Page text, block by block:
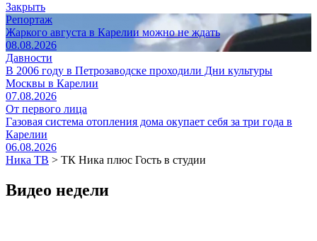
Закрыть
Репортаж
Жаркого августа в Карелии можно не ждать
08.08.2026
Давности
В 2006 году в Петрозаводске проходили Дни культуры
Москвы в Карелии
07.08.2026
От первого лица
Газовая система отопления дома окупает себя за три года в
Карелии
06.08.2026
Ника ТВ > ТК Ника плюс Гость в студии
Видео недели